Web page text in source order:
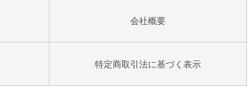
会社概要
特定商取引法に基づく表示